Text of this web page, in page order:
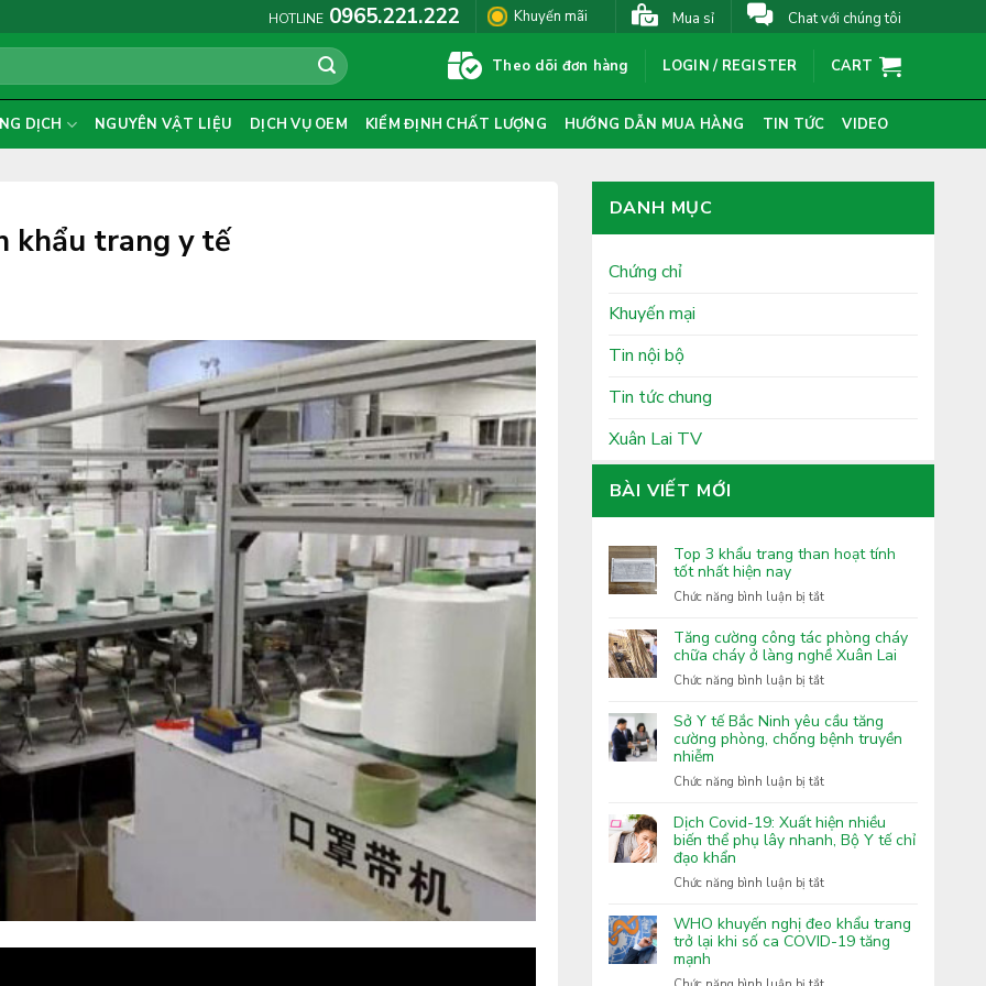
HOTLINE 0965.221.222 Khuyến mãi Mua sỉ Chat với chúng tôi
Theo dõi đơn hàng LOGIN / REGISTER CART
DỊCH NGUYÊN VẬT LIỆU DỊCH VỤ OEM KIỂM ĐỊNH CHẤT LƯỢNG HƯỚNG DẪN MUA HÀNG TIN TỨC VIDEO
khẩu trang y tế
DANH MỤC
Chứng chỉ
Khuyến mại
Tin nội bộ
Tin tức chung
Xuân Lai TV
BÀI VIẾT MỚI
Top 3 khẩu trang than hoạt tính
tốt nhất hiện nay
Chức năng bình luận bị tắtở
3
khẩu
than
tính
tốt
hiện
Tăng cường công tác phòng cháy
chữa cháy ở làng nghề Xuân Lai
Chức năng bình luận bị tắtở
cường
công
cháy
ở
nghề
Lai
Sở Y tế Bắc Ninh yêu cầu tăng
cường phòng, chống bệnh truyền
nhiễm
Chức năng bình luận bị tắtở
Y
tế
tăng
cường
Dịch Covid-19: Xuất hiện nhiều
biến thể phụ lây nhanh, Bộ Y tế chỉ
đạo khẩn
Chức năng bình luận bị tắtở
Covid-
19:
WHO khuyến nghị đeo khẩu trang
trở lại khi số ca COVID-19 tăng
mạnh